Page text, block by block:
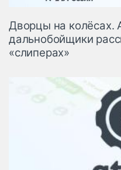
Дворцы на колёсах.
дальнобойщики
«слиперах»